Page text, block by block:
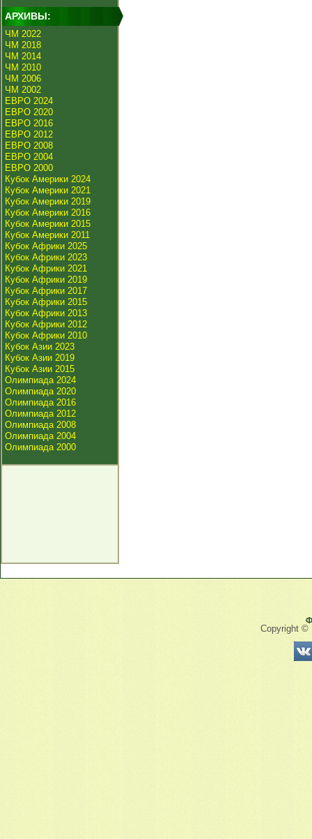
АРХИВЫ:
ЧМ 2022
ЧМ 2018
ЧМ 2014
ЧМ 2010
ЧМ 2006
ЧМ 2002
ЕВРО 2024
ЕВРО 2020
ЕВРО 2016
ЕВРО 2012
ЕВРО 2008
ЕВРО 2004
ЕВРО 2000
Кубок Америки 2024
Кубок Америки 2021
Кубок Америки 2019
Кубок Америки 2016
Кубок Америки 2015
Кубок Америки 2011
Кубок Африки 2025
Кубок Африки 2023
Кубок Африки 2021
Кубок Африки 2019
Кубок Африки 2017
Кубок Африки 2015
Кубок Африки 2013
Кубок Африки 2012
Кубок Африки 2010
Кубок Азии 2023
Кубок Азии 2019
Кубок Азии 2015
Олимпиада 2024
Олимпиада 2020
Олимпиада 2016
Олимпиада 2012
Олимпиада 2008
Олимпиада 2004
Олимпиада 2000
Copyright ©